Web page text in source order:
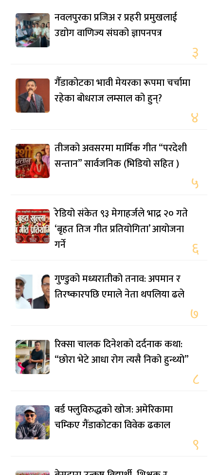
नवलपुरका प्रजिअ र प्रहरी प्रमुखलाई
उद्योग वाणिज्य संघको ज्ञापनपत्र
३
गैँडाकोटका भावी मेयरका रूपमा चर्चामा
रहेका बोधराज लम्साल को हुन्?
४
तीजको अवसरमा मार्मिक गीत “परदेशी
सन्तान” सार्वजनिक (भिडियो सहित )
५
रेडियो संकेत ९३ मेगाहर्जले भाद्र २० गते
‘बृहत तिज गीत प्रतियोगिता’ आयोजना
गर्ने
६
गुण्डुको मध्यरातीको तनाव: अपमान र
तिरष्कारपछि एमाले नेता थपलिया ढले
७
रिक्सा चालक दिनेशको दर्दनाक कथा:
“छोरा भेटे आधा रोग त्यसै निको हुन्थ्यो”
८
बर्ड फ्लुविरुद्धको खोज: अमेरिकामा
चम्किए गैंडाकोटका विवेक ढकाल
९